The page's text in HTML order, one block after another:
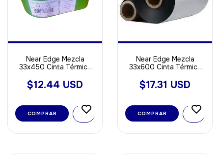
Near Edge Mezcla
33x450 Cinta Térmica
$12.44 USD
Near Edge Mezcla
33x600 Cinta Térmica
$17.31 USD